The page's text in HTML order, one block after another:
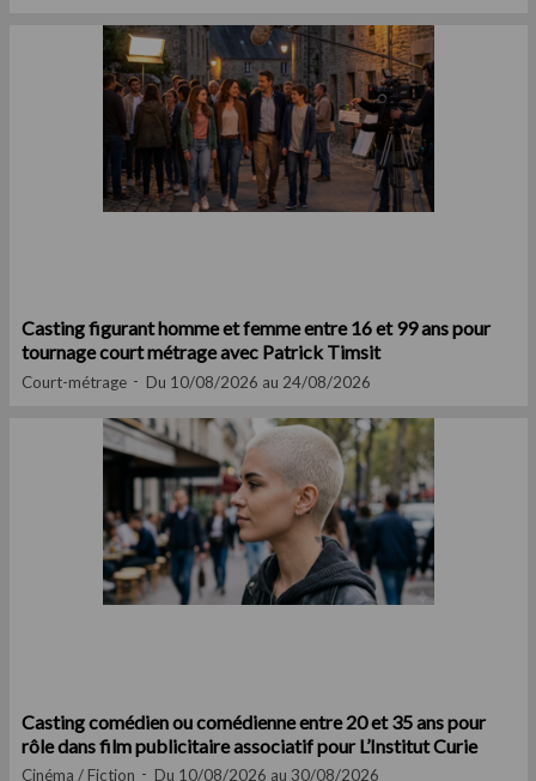
Casting figurant homme et femme entre 16 et 99 ans pour
tournage court métrage avec Patrick Timsit
Court-métrage Du 10/08/2026 au 24/08/2026
Casting comédien ou comédienne entre 20 et 35 ans pour
rôle dans film publicitaire associatif pour L’Institut Curie
Cinéma / Fiction Du 10/08/2026 au 30/08/2026